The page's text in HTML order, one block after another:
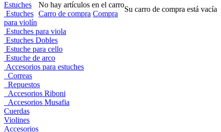
No hay artículos en el carro
Carro de compra Compra
Su carro de compra está vacía
Estuches
Estuches
para violín
Estuches para viola
Estuches Dobles
Estuche para cello
Estuche de arco
Accesorios para estuches
Correas
Repuestos
Accesorios Riboni
Accesorios Musafia
Cuerdas
Violines
Accesorios